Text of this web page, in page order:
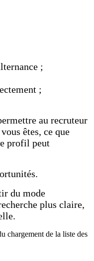
;
;
au recruteur
êtes, ce que
profil peut
du mode
plus claire,
chargement de la liste des